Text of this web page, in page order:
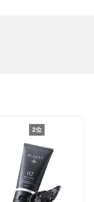
2位